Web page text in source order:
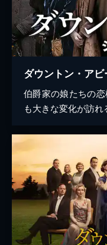
ダウントン・ア
伯爵家の娘たちの
も大きな変化が訪れ